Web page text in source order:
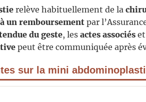
relève habituellement de la
un remboursementpar
du geste, lesactes associés
peut être communiquée après
sur la mini